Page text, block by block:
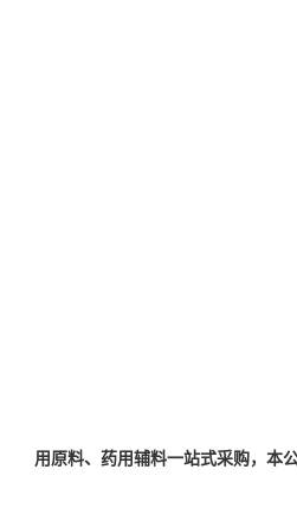
用原料、药用辅料一站式采购，本公